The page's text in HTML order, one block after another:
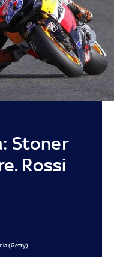
Stoner
Rossi
(Getty)